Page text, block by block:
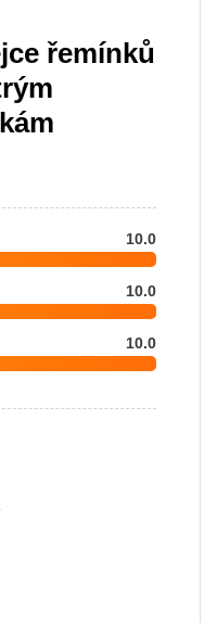
řemínků
10.0
10.0
10.0